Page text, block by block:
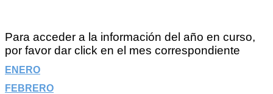
Para acceder a la información del año en curso,
por favor dar click en el mes correspondiente
ENERO
FEBRERO